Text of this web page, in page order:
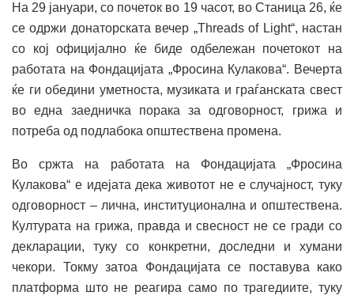
На 29 јануари, со почеток во 19 часот, во Станица 26, ќе
се одржи донаторската вечер „Threads of Light“, настан
со кој официјално ќе биде одбележан почетокот на
работата на Фондацијата „Фросина Кулакова“. Вечерта
ќе ги обедини уметноста, музиката и граѓанската свест
во една заедничка порака за одговорност, грижа и
потреба од подлабока општествена промена.
Во сржта на работата на Фондацијата „Фросина
Кулакова“ е идејата дека животот не е случајност, туку
одговорност – лична, институционална и општествена.
Културата на грижа, правда и свесност не се гради со
декларации, туку со конкретни, доследни и хумани
чекори. Токму затоа Фондацијата се поставува како
платформа што не реагира само по трагедиите, туку